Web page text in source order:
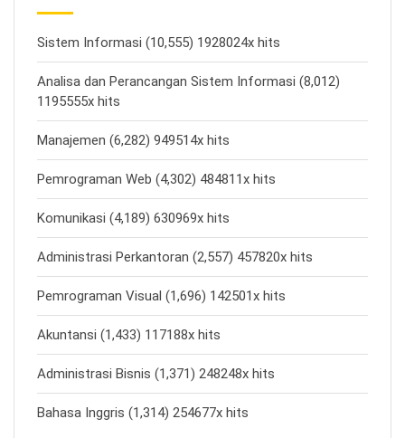
Sistem Informasi (10,555) 1928024x hits
Analisa dan Perancangan Sistem Informasi (8,012)
1195555x hits
Manajemen (6,282) 949514x hits
Pemrograman Web (4,302) 484811x hits
Komunikasi (4,189) 630969x hits
Administrasi Perkantoran (2,557) 457820x hits
Pemrograman Visual (1,696) 142501x hits
Akuntansi (1,433) 117188x hits
Administrasi Bisnis (1,371) 248248x hits
Bahasa Inggris (1,314) 254677x hits